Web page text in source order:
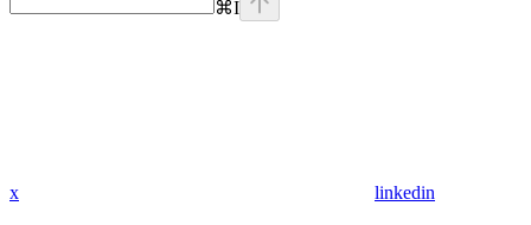
⌘I
x linkedin